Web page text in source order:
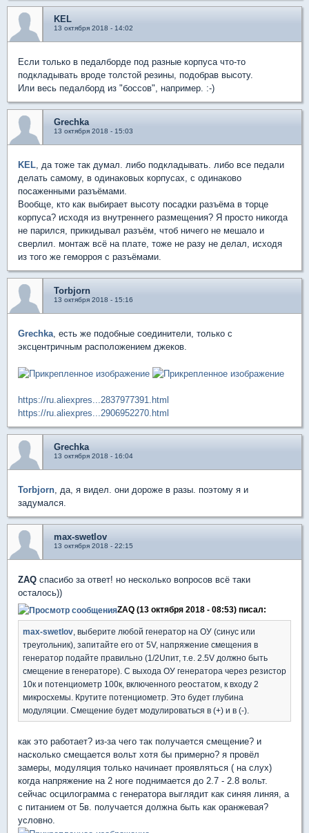
KEL
13 октября 2018 - 14:02
Если только в педалборде под разные корпуса что-то
подкладывать вроде толстой резины, подобрав высоту.
Или весь педалборд из "боссов", например. :-)
Grechka
13 октября 2018 - 15:03
KEL , да тоже так думал. либо подкладывать. либо все педали
делать самому, в одинаковых корпусах, с одинаково
посаженными разъёмами.
Вообще, кто как выбирает высоту посадки разъёма в торце
корпуса? исходя из внутреннего размещения? Я просто никогда
не парился, прикидывал разъём, чтоб ничего не мешало и
сверлил. монтаж всё на плате, тоже не разу не делал, исходя
из того же геморроя с разъёмами.
Torbjorn
13 октября 2018 - 15:16
Grechka , есть же подобные соединители, только с
эксцентричным расположением джеков.
https://ru.aliexpres...2837977391.html
https://ru.aliexpres...2906952270.html
Grechka
13 октября 2018 - 16:04
Torbjorn , да, я видел. они дороже в разы. поэтому я и
задумался.
max-swetlov
13 октября 2018 - 22:15
ZAQ спасибо за ответ! но несколько вопросов всё таки
осталось))
ZAQ (13 октября 2018 - 08:53) писал:
max-swetlov , выберите любой генератор на ОУ (синус или
треугольник), запитайте его от 5V, напряжение смещения в
генератор подайте правильно (1/2Uпит, т.е. 2.5V должно быть
смещение в генераторе). С выхода ОУ генератора через резистор
10к и потенциометр 100к, включенного реостатом, к входу 2
микросхемы. Крутите потенциометр. Это будет глубина
модуляции. Смещение будет модулироваться в (+) и в (-).
как это работает? из-за чего так получается смещение? и
насколько смещается вольт хотя бы примерно? я провёл
замеры, модуляция только начинает проявляться ( на слух)
когда напряжение на 2 ноге поднимается до 2.7 - 2.8 вольт.
сейчас осцилограмма с генератора выглядит как синяя линяя, а
с питанием от 5в. получается должна быть как оранжевая?
условно.